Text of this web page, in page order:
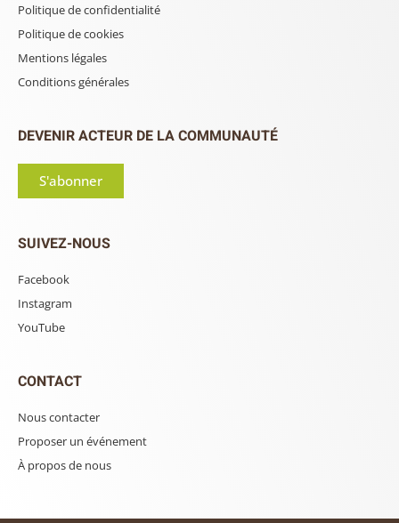
Politique de confidentialité
Politique de cookies
Mentions légales
Conditions générales
DEVENIR ACTEUR DE LA COMMUNAUTÉ
S'abonner
SUIVEZ-NOUS
Facebook
Instagram
YouTube
CONTACT
Nous contacter
Proposer un événement
À propos de nous